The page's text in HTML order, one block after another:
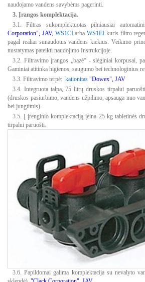
naudojamo vandens savybėms pagerinti.
3. Įrangos komplektacija.
3.1. Filtras sukomplektuotas pilniausiai
Corporation", JAV, WS1CIarbaWS1EI kuris filtro
pagal realiai sunaudotus vandens kiekius. Veikimo
nustatymas pateikti naudojimo Instrukcijoje.
3.2. Filtravimo įrangos „bazė“ - slėginiai korpusai,
Gaminiai atitinka higienos, saugumo bei technologinius
3.3. Filtravimo terpė: kationitas "Dowex", JAV
3.4. Integruota talpa, 75 litrų druskos tirpalui
(druskos pasiurbimo, vandens užpilimo, apsauga nuo
bei jungtimis).
3.5. Į įrenginio komplektaciją įeina 25 kg tabletinės
tirpalui paruošti.
3.6. Papildomai galima komplektacija su nevalyto